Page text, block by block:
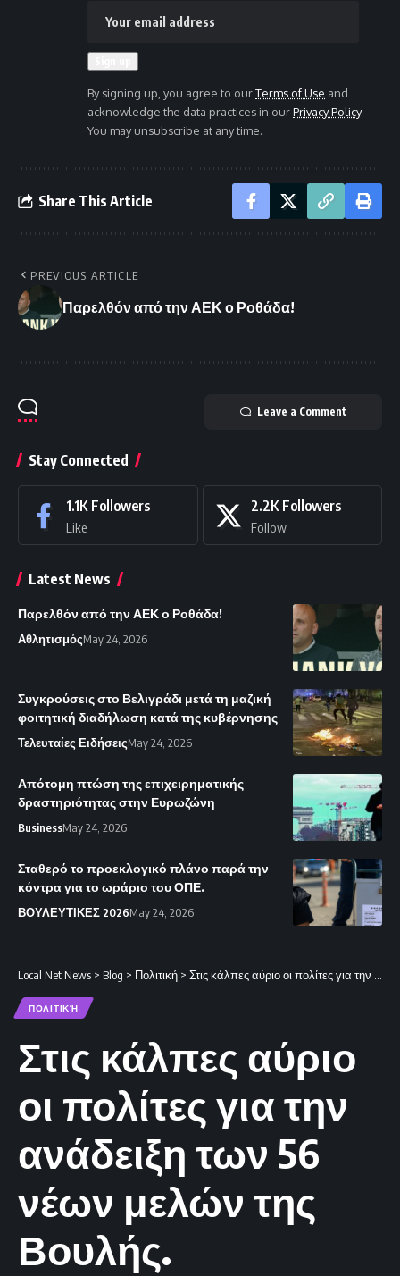
By signing up, you agree to ourTerms of Use and
acknowledge the data practices in ourPrivacy Policy.
You may unsubscribe at any time.
Share This Article
PREVIOUS ARTICLE
Παρελθόν από την ΑΕΚ ο Ροθάδα!
Leave a Comment
Stay Connected
1.1K Followers
Like
2.2K Followers
Follow
Latest News
Παρελθόν από την ΑΕΚ ο Ροθάδα!
ΑθλητισμόςMay 24, 2026
Συγκρούσεις στο Βελιγράδι μετά τη μαζική
φοιτητική διαδήλωση κατά της κυβέρνησης
Τελευταίες ΕιδήσειςMay 24, 2026
Απότομη πτώση της επιχειρηματικής
δραστηριότητας στην Ευρωζώνη
BusinessMay 24, 2026
Σταθερό το προεκλογικό πλάνο παρά την
κόντρα για το ωράριο του ΟΠΕ.
ΒΟΥΛΕΥΤΙΚΕΣ 2026May 24, 2026
Local Net News > Blog > Πολιτική > Στις κάλπες αύριο οι πολίτες για την ανάδειξη των 56 νέων μελών της Βουλής.
ΠΟΛΙΤΙΚΉ
Στις κάλπες αύριο
οι πολίτες για την
ανάδειξη των 56
νέων μελών της
Βουλής.